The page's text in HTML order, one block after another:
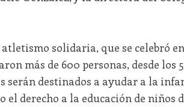
atletismo solidaria, que se celebró
más de 600 personas, desde los
serán destinados a ayudar a la
derecho a la educación de niños